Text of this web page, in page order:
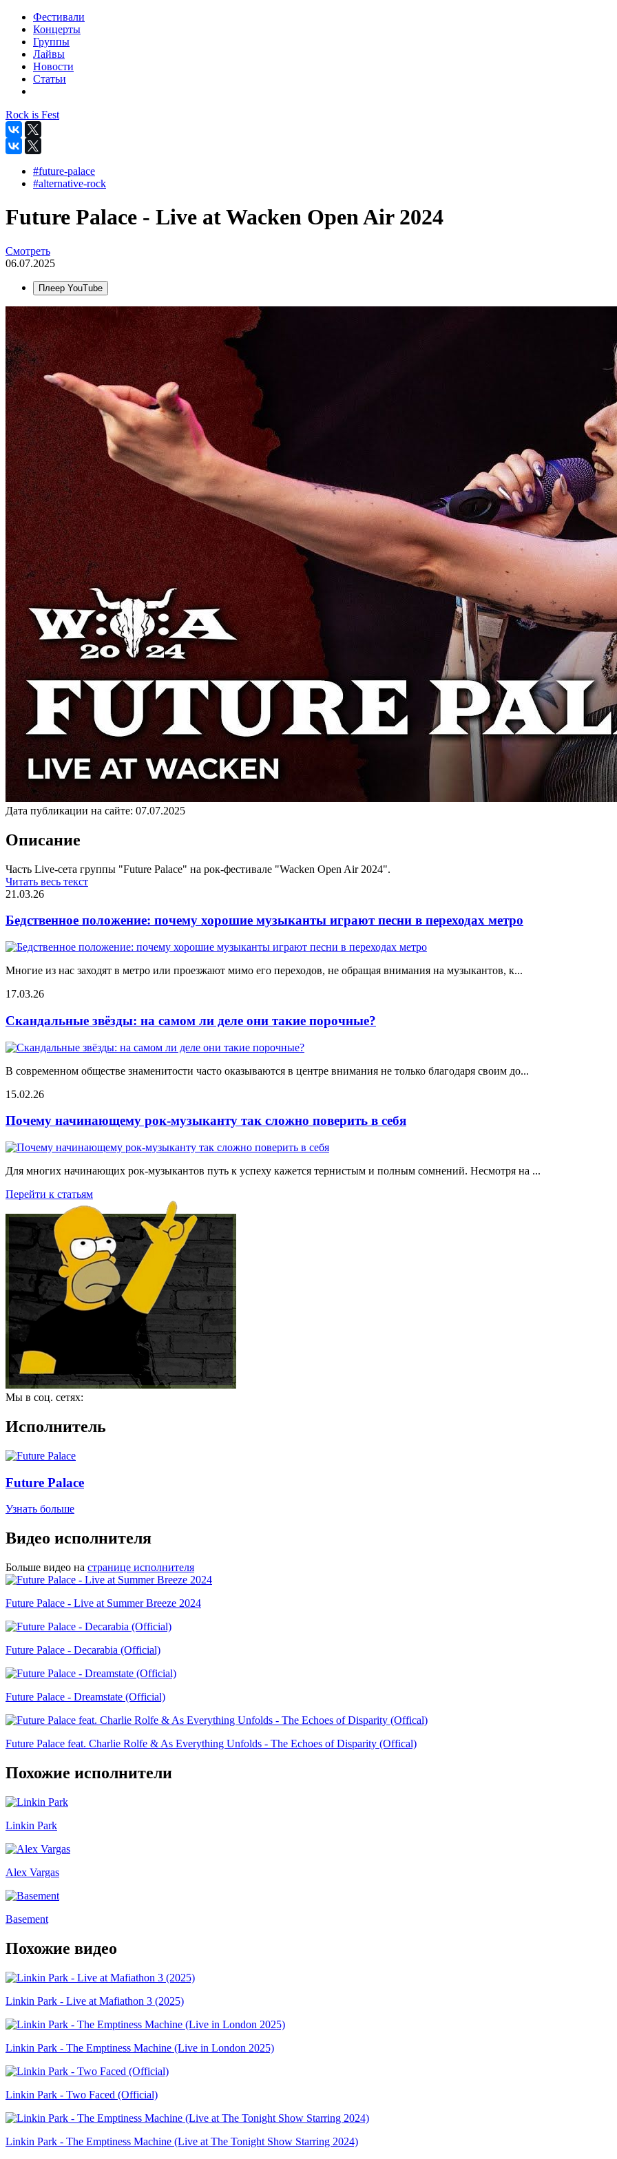
Фестивали
Концерты
Группы
Лайвы
Новости
Статьи
Rock is Fest
#future-palace
#alternative-rock
Future Palace - Live at Wacken Open Air 2024
Смотреть
06.07.2025
Плеер YouTube
Дата публикации на сайте: 07.07.2025
Описание
Часть Live-сета группы "Future Palace" на рок-фестивале "Wacken Open Air 2024".
Читать весь текст
21.03.26
Бедственное положение: почему хорошие музыканты играют песни в переходах метро
Многие из нас заходят в метро или проезжают мимо его переходов, не обращая внимания на музыкантов, к...
17.03.26
Скандальные звёзды: на самом ли деле они такие порочные?
В современном обществе знаменитости часто оказываются в центре внимания не только благодаря своим до...
15.02.26
Почему начинающему рок-музыканту так сложно поверить в себя
Для многих начинающих рок-музыкантов путь к успеху кажется тернистым и полным сомнений. Несмотря на ...
Перейти к статьям
Мы в соц. сетях:
Исполнитель
Future Palace
Узнать больше
Видео исполнителя
Больше видео на странице исполнителя
Future Palace - Live at Summer Breeze 2024
Future Palace - Decarabia (Official)
Future Palace - Dreamstate (Official)
Future Palace feat. Charlie Rolfe & As Everything Unfolds - The Echoes of Disparity (Offical)
Похожие исполнители
Linkin Park
Alex Vargas
Basement
Похожие видео
Linkin Park - Live at Mafiathon 3 (2025)
Linkin Park - The Emptiness Machine (Live in London 2025)
Linkin Park - Two Faced (Official)
Linkin Park - The Emptiness Machine (Live at The Tonight Show Starring 2024)